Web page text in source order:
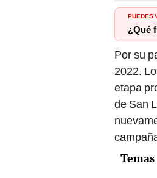
PUEDES
¿Qué
Por su
2022.
etapa
de San